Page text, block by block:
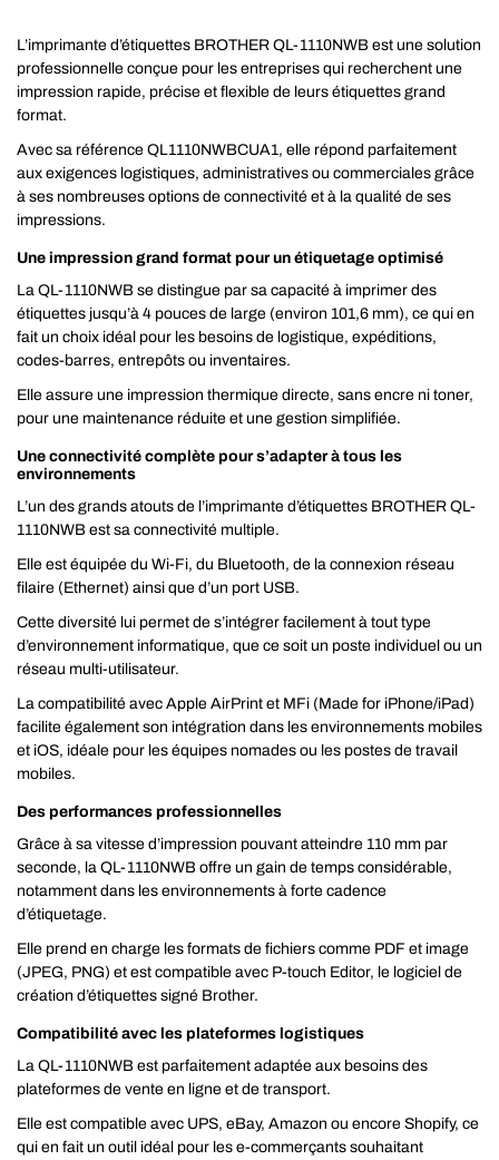
L’imprimante d’étiquettes BROTHER QL-1110NWB est une solution
professionnelle conçue pour les entreprises qui recherchent une
impression rapide, précise et flexible de leurs étiquettes grand
format.
Avec sa référence QL1110NWBCUA1, elle répond parfaitement
aux exigences logistiques, administratives ou commerciales grâce
à ses nombreuses options de connectivité et à la qualité de ses
impressions.
Une impression grand format pour un étiquetage optimisé
La QL-1110NWB se distingue par sa capacité à imprimer des
étiquettes jusqu’à 4 pouces de large (environ 101,6 mm), ce qui en
fait un choix idéal pour les besoins de logistique, expéditions,
codes-barres, entrepôts ou inventaires.
Elle assure une impression thermique directe, sans encre ni toner,
pour une maintenance réduite et une gestion simplifiée.
Une connectivité complète pour s’adapter à tous les
environnements
L’un des grands atouts de l’imprimante d’étiquettes BROTHER QL-
1110NWB est sa connectivité multiple.
Elle est équipée du Wi-Fi, du Bluetooth, de la connexion réseau
filaire (Ethernet) ainsi que d’un port USB.
Cette diversité lui permet de s’intégrer facilement à tout type
d’environnement informatique, que ce soit un poste individuel ou un
réseau multi-utilisateur.
La compatibilité avec Apple AirPrint et MFi (Made for iPhone/iPad)
facilite également son intégration dans les environnements mobiles
et iOS, idéale pour les équipes nomades ou les postes de travail
mobiles.
Des performances professionnelles
Grâce à sa vitesse d’impression pouvant atteindre 110 mm par
seconde, la QL-1110NWB offre un gain de temps considérable,
notamment dans les environnements à forte cadence
d’étiquetage.
Elle prend en charge les formats de fichiers comme PDF et image
(JPEG, PNG) et est compatible avec P-touch Editor, le logiciel de
création d’étiquettes signé Brother.
Compatibilité avec les plateformes logistiques
La QL-1110NWB est parfaitement adaptée aux besoins des
plateformes de vente en ligne et de transport.
Elle est compatible avec UPS, eBay, Amazon ou encore Shopify, ce
qui en fait un outil idéal pour les e-commerçants souhaitant